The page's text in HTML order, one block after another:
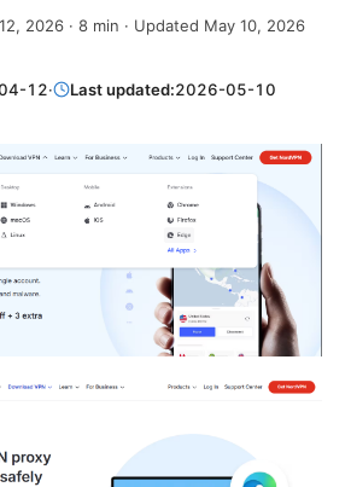
2026 · 8 min · Updated May 10, 2026
12· Last updated:2026-05-10